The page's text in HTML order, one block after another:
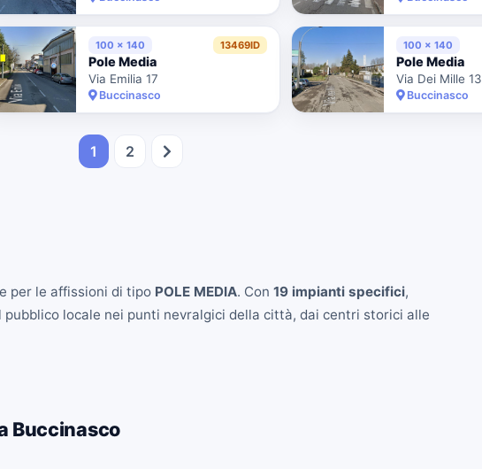
100 x 140 13469ID
Pole Media
Via Emilia 17
Buccinasco
100 x 140
Pole Media
Via Dei Mille 13
Buccinasco
1 2
per le affissioni di tipo POLE MEDIA. Con 19 impianti specifici,
locale nei punti nevralgici della città, dai centri storici alle
Buccinasco